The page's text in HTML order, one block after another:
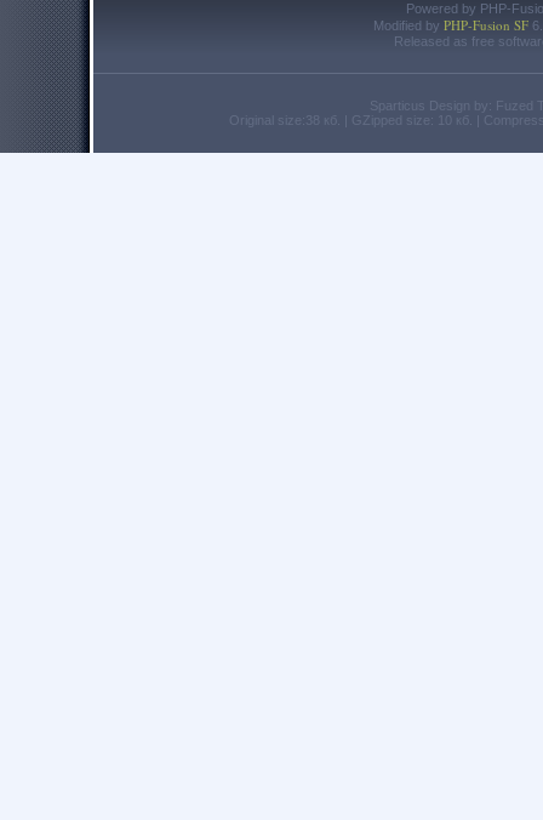
Powered by PHP-
Modified by PHP-Fusion SF
Released as free
Sparticus Design by: Fuzed
Original size:38 кб. | GZipped size: 10 кб. |